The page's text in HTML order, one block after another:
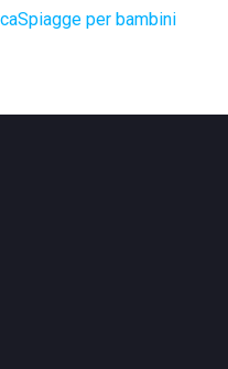
Spiagge per bambini